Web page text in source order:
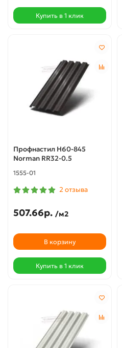
Купить в 1 клик
Профнастил Н60-845
Norman RR32-0.5
1555-01
2 отзыва
507.66р. /м2
В корзину
Купить в 1 клик